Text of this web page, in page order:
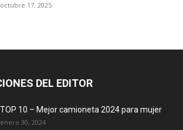
octubre 17, 2025
DEL EDITOR
TOP 10 – Mejor camioneta 2024 para mujer
enero 30, 2024